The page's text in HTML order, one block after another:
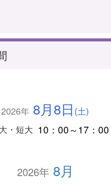
2026年 8月8日 (土)
・短大 10：00～17：00
2026年8月